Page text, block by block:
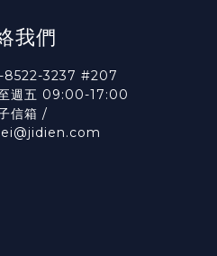
我們
8522-3237 #207
週五 09:00-17:00
信箱 /